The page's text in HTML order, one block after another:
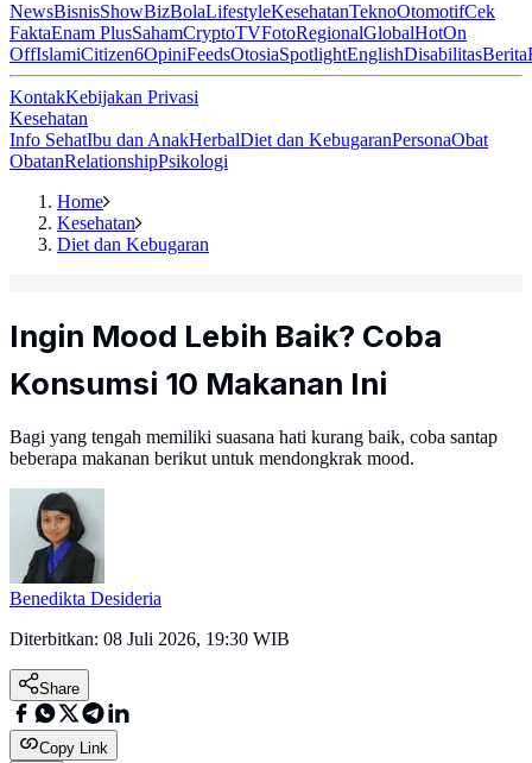
NewsBisnisShowBizBolaLifestyleKesehatanTeknoOtomotifCek
FaktaEnam PlusSahamCryptoTVFotoRegionalGlobalHotOn
OffIslamiCitizen6OpiniFeedsOtosiaSpotlightEnglishDisabilitasBerita
KontakKebijakan Privasi
Kesehatan
Info SehatIbu dan AnakHerbalDiet dan KebugaranPersonaObat
ObatanRelationshipPsikologi
Home
Kesehatan
Diet dan Kebugaran
Ingin Mood Lebih Baik? Coba
Konsumsi 10 Makanan Ini
Bagi yang tengah memiliki suasana hati kurang baik, coba santap
beberapa makanan berikut untuk mendongkrak mood.
Benedikta Desideria
Diterbitkan: 08 Juli 2026, 19:30 WIB
Share
Copy Link